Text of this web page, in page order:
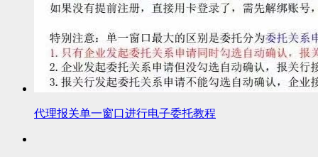
代理报关单一窗口进行电子委托教程